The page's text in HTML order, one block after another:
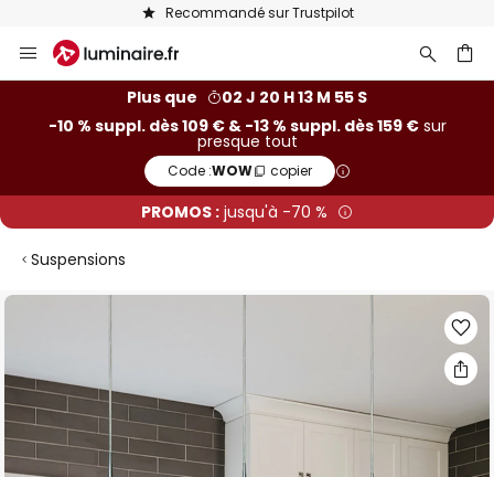
Recommandé sur Trustpilot
Allez
au
Plus que
02 J 20 H 13 M 54 S
-10 % suppl. dès 109 € & -13 % suppl. dès 159 €sur
presque tout
Code :WOW copier
PROMOS : jusqu'à -70 %
Suspensions
Skip
end
of
the